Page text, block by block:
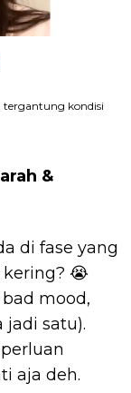
tergantung kondisi
&
di fase yang
😭
mood,
jadi satu).
aja deh.